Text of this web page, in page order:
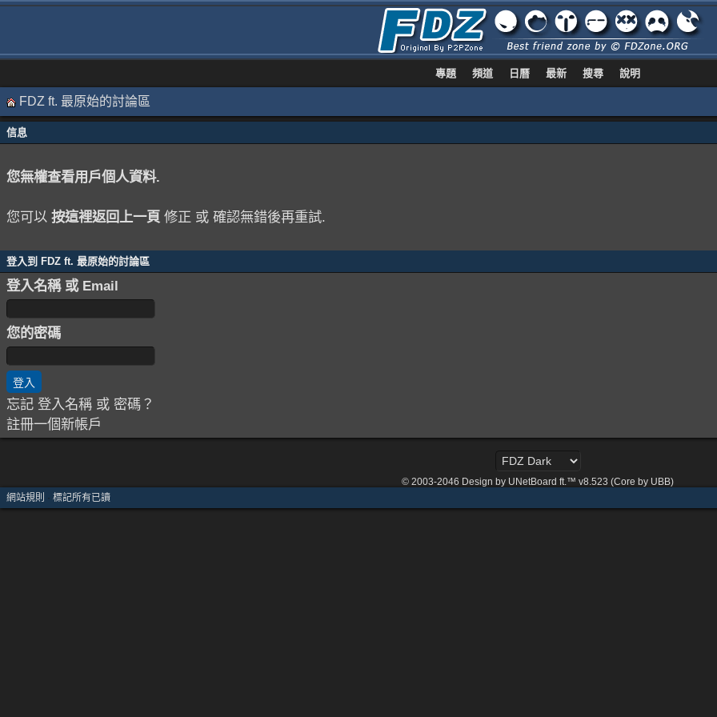
專題 頻道 日曆 最新 搜尋 說明
FDZ ft. 最原始的討論區
信息
您無權查看用戶個人資料.
您可以 按這裡返回上一頁 修正 或 確認無錯後再重試.
登入到 FDZ ft. 最原始的討論區
登入名稱 或 Email
您的密碼
忘記 登入名稱 或 密碼？
註冊一個新帳戶
© 2003-2046 Design by UNetBoard ft.™ v8.523 (Core by UBB)
網站規則 · 標記所有已讀